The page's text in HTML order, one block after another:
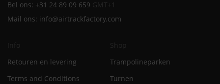
Bel ons: +31 24 89 09 659 GMT+1
Mail ons: info@airtrackfactory.com
Info
Retouren en levering
Terms and Conditions
Shop
Trampolineparken
Turnen